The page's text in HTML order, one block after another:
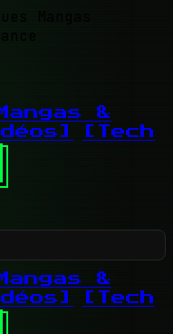
Mangas
&
[Tech
&
[Tech